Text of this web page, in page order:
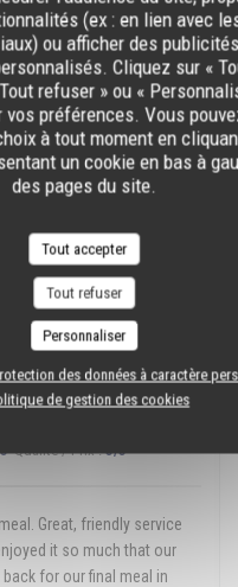
(ex : en lien avec
ou afficher des
Cliquez sur «
refuser » ou «
vos préférences. Vous
à tout moment en
un cookie en bas à
des pages du site.
Tout accepter
Tout refuser
Personnaliser
des données à caractère
de gestion des cookies
clients
Qualité / Prix: 5/5
accepté notre réservation…
Qualité / Prix: 5/5
Great, friendly service
it so much that our
for our final meal in